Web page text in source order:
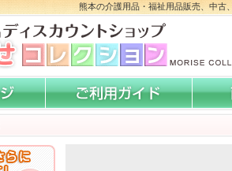
熊本の介護用品・福祉用品販売、中古